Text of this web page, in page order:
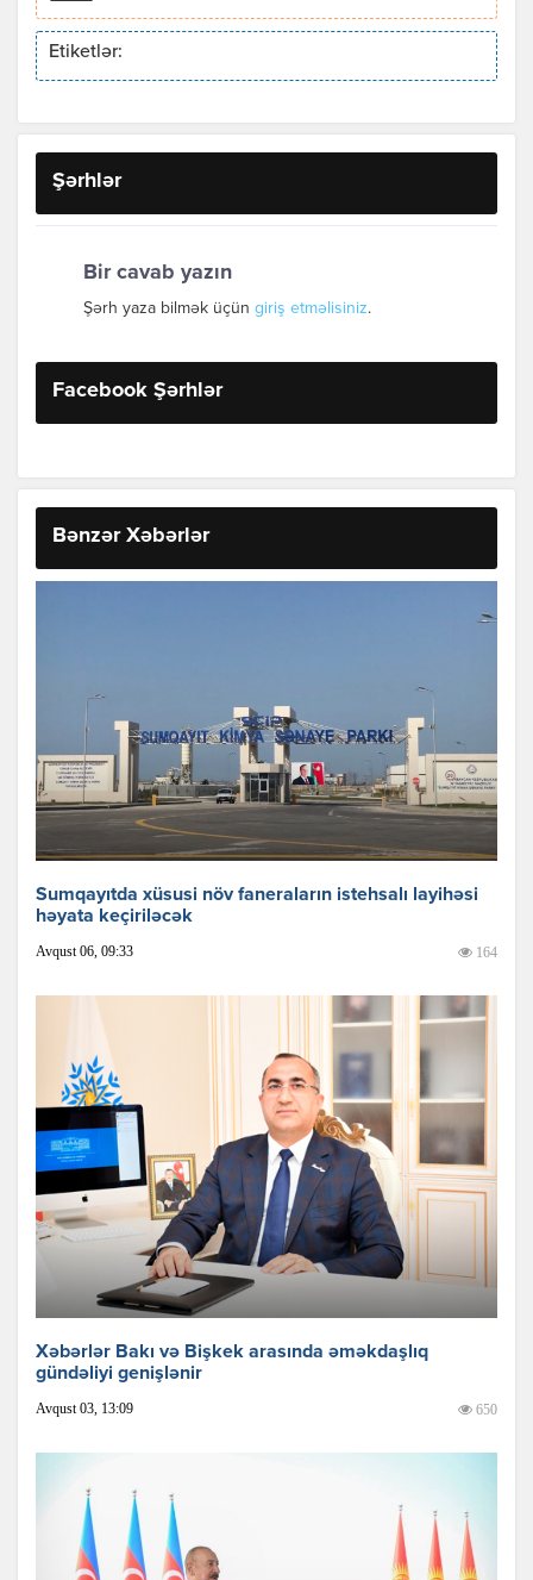
Etiketlər:
Şərhlər
Bir cavab yazın
Şərh yaza bilmək üçün giriş etməlisiniz.
Facebook Şərhlər
Bənzər Xəbərlər
Sumqayıtda xüsusi növ faneraların istehsalı layihəsi
həyata keçiriləcək
Avqust 06, 09:33 164
Xəbərlər Bakı və Bişkek arasında əməkdaşlıq
gündəliyi genişlənir
Avqust 03, 13:09 650